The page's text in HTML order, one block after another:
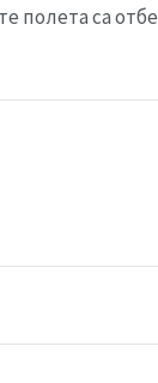
полета са